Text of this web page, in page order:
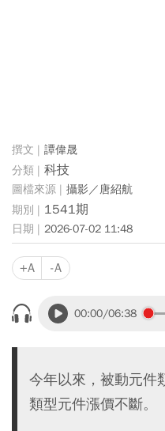
譚偉晟
科技
攝影／唐紹航
1541期
2026-07-02 11:48
+A -A
00:00/06:38
今年以來，被動元件
類型元件漲價不斷。